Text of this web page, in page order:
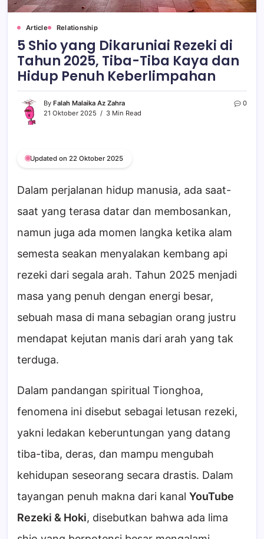
Article Relationship
5 Shio yang Dikaruniai Rezeki di
Tahun 2025, Tiba-Tiba Kaya dan
Hidup Penuh Keberlimpahan
By Falah Malaika Az Zahra
21 Oktober 2025
3 Min Read
0
Updated on 22 Oktober 2025
Dalam perjalanan hidup manusia, ada saat-
saat yang terasa datar dan membosankan,
namun juga ada momen langka ketika alam
semesta seakan menyalakan kembang api
rezeki dari segala arah. Tahun 2025 menjadi
masa yang penuh dengan energi besar,
sebuah masa di mana sebagian orang justru
mendapat kejutan manis dari arah yang tak
terduga.
Dalam pandangan spiritual Tionghoa,
fenomena ini disebut sebagai letusan rezeki,
yakni ledakan keberuntungan yang datang
tiba-tiba, deras, dan mampu mengubah
kehidupan seseorang secara drastis. Dalam
tayangan penuh makna dari kanal YouTube
Rezeki & Hoki, disebutkan bahwa ada lima